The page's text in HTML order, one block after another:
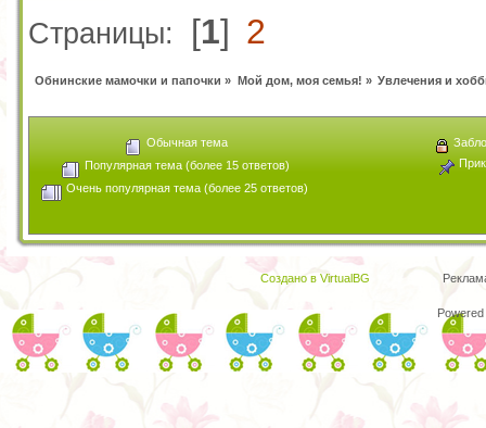
Страницы: [1] 2
Обнинские мамочки и папочки » Мой дом, моя семья! » Увлечения и
Обычная тема
Популярная тема (более 15 ответов)
Очень популярная тема (более 25 ответов)
Создано в VirtualBG